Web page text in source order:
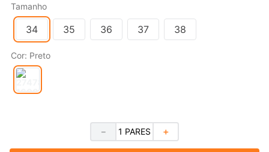
Tamanho
34 35 36 37 38
Cor: Preto
＋
－